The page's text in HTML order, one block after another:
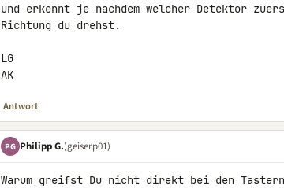
und erkennt je nachdem welcher Detektor
Richtung du drehst.
LG
AK
Antwort
PG Philipp G.(geiserp01)
Warum greifst Du nicht direkt bei den